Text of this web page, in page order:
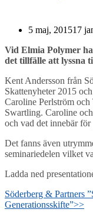
5 maj, 201517
Vid Elmia Polymer
det tillfälle att lyssna
Kent Andersson från
Skattenyheter 2015
Caroline Perlström och
Swartling. Caroline
och vad det innebär
Det fanns även
seminariedelen vilket
Ladda ned
Söderberg & Partners
Generationsskifte”>>